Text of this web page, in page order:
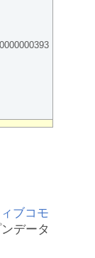
0000000393
ブコモ
データ